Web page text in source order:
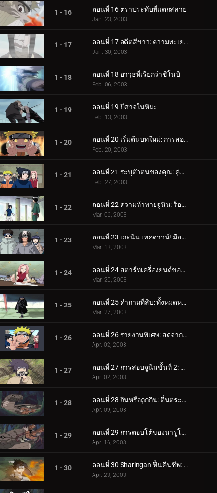
1 - 16 ตอนที่ 16 ตราประทับที่แตกสลาย
Jan. 23, 2003
1 - 17 ตอนที่ 17 อดีตสีขาว: ความทะเยอทะยานที่ซ่อนอยู่
Jan. 30, 2003
1 - 18 ตอนที่ 18 อาวุธที่เรียกว่าชิโนบิ
Feb. 06, 2003
1 - 19 ตอนที่ 19 ปีศาจในหิมะ
Feb. 13, 2003
1 - 20 ตอนที่ 20 เริ่มต้นบทใหม่: การสอบจูนิน!
Feb. 20, 2003
1 - 21 ตอนที่ 21 ระบุตัวตนของคุณ: คู่แข่งใหม่ที่ทรงพลัง
Feb. 27, 2003
1 - 22 ตอนที่ 22 ความท้าทายจูนิน: ร็อค ลี ปะทะ ซาสึเกะ!
Mar. 06, 2003
1 - 23 ตอนที่ 23 เกะนิน เทคดาวน์! มือใหม่ทั้งเก้าเผชิญหน้ากัน!
Mar. 13, 2003
1 - 24 ตอนที่ 24 สตาร์ทเครื่องยนต์ของคุณ: การสอบจูนินเริ่มต้นขึ้นแล้ว!
Mar. 20, 2003
1 - 25 ตอนที่ 25 คำถามที่สิบ: ทั้งหมดหรือไม่มีเลย
Mar. 27, 2003
1 - 26 ตอนที่ 26 รายงานพิเศษ: สดจากป่าแห่งความตาย!
Apr. 02, 2003
1 - 27 ตอนที่ 27 การสอบจูนินขั้นที่ 2: ป่าแห่งความตาย
Apr. 02, 2003
1 - 28 ตอนที่ 28 กินหรือถูกกิน: ตื่นตระหนกในป่า
Apr. 09, 2003
1 - 29 ตอนที่ 29 การตอบโต้ของนารูโตะ: อย่ายอมแพ้!
Apr. 16, 2003
1 - 30 ตอนที่ 30 Sharingan ฟื้นคืนชีพ: Dragon Flame Jutsu!
Apr. 23, 2003